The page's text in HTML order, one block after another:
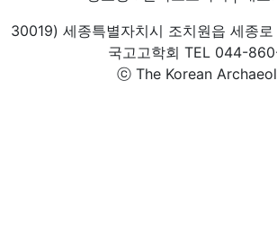
30019) 세종특별자치시 조치원읍 세종
국고고학회 TEL 044-
ⓒ The Korean